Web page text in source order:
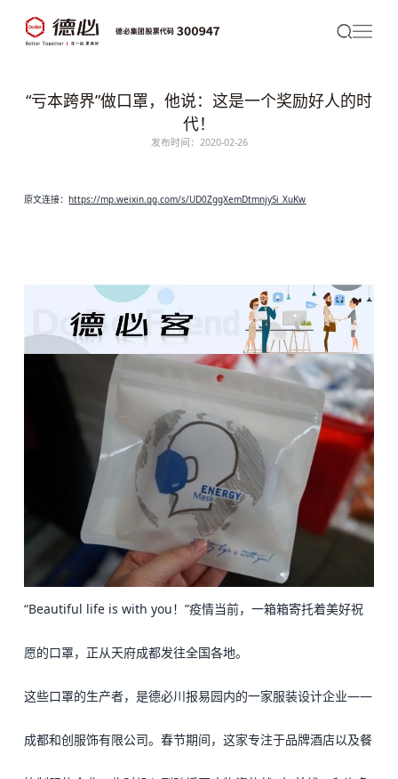
“亏本跨界”做口罩，他说：这是一个奖励好人的时
代！
发布时间：2020-02-26
原文连接：https://mp.weixin.qq.com/s/UD0ZggXemDtmnjySi_XuKw
“Beautiful life is with you！”疫情当前，一箱箱寄托着美好祝
愿的口罩，正从天府成都发往全国各地。
这些口罩的生产者，是德必川报易园内的一家服装设计企业——
成都和创服饰有限公司。春节期间，这家专注于品牌酒店以及餐